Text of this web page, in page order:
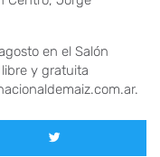
en el Salón
y gratuita